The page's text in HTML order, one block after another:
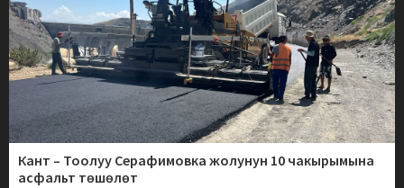
Кант – Тоолуу Серафимовка жолунун 10 чакырымына
асфальт төшөлөт